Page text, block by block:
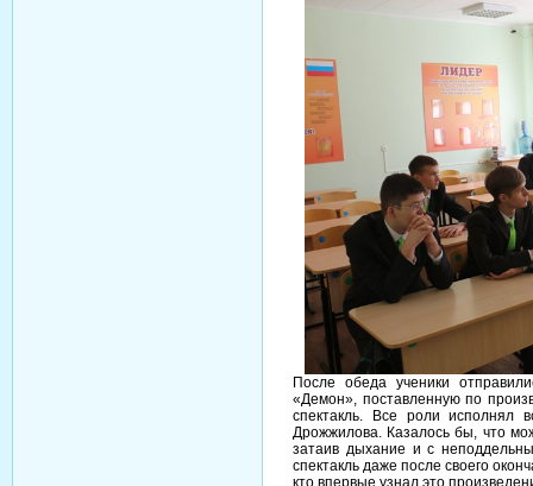
После обеда ученики
«Демон», поставленную по
спектакль. Все роли исполнял
Дрожжилова. Казалось бы, что
затаив дыхание и с
спектакль даже после своего
кто впервые узнал это